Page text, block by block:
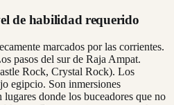
de habilidad requerido
marcados por las corrientes.
pasos del sur de Raja Ampat.
Rock, Crystal Rock). Los
egipcio. Son inmersiones
donde los buceadores que no